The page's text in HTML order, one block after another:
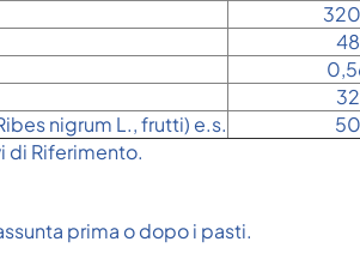
nigrum L., frutti) e.s.
di Riferimento.
prima o dopo i pasti.